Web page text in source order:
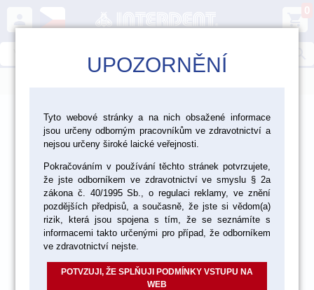
person shopping_cart
0
> Laboratoř > Materiály pro fazetování a inleje >
Tekutiny pro keramiku Vita
UPOZORNĚNÍ
Tyto webové stránky a na nich obsažené informace
jsou určeny odborným pracovníkům ve zdravotnictví a
nejsou určeny široké laické veřejnosti.
Pokračováním v používání těchto stránek potvrzujete,
že jste odborníkem ve zdravotnictví ve smyslu § 2a
zákona č. 40/1995 Sb., o regulaci reklamy, ve znění
pozdějších předpisů, a současně, že jste si vědom(a)
rizik, která jsou spojena s tím, že se seznámíte s
informacemi takto určenými pro případ, že odborníkem
ve zdravotnictví nejste.
POTVZUJI, ŽE SPLŇUJI PODMÍNKY VSTUPU NA
WEB